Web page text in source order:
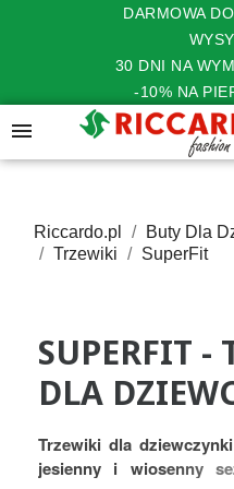
DARMOWA
30 DNI NA
-10% NA

Riccardo.pl Buty Dla
Trzewiki
SuperFit
SUPERFIT -
DLA
Trzewiki dla
jesienny i wiosenny